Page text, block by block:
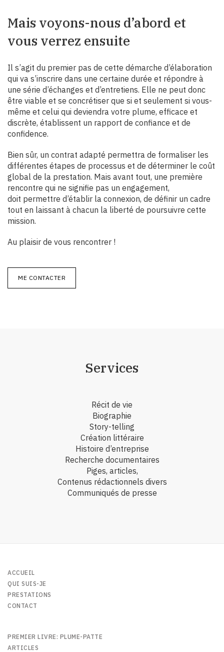
Mais voyons-nous d’abord et
vous verrez ensuite
Il s’agit du premier pas de cette démarche d’élaboration
qui va s’inscrire dans une certaine durée et répondre à
une série d’échanges et d’entretiens. Elle ne peut donc
être viable et se concrétiser que si et seulement si vous-
même et celui qui deviendra votre plume, efficace et
discrète, établissent un rapport de confiance et de
confidence.
Bien sûr, un contrat adapté permettra de formaliser les
différentes étapes de processus et de déterminer le coût
global de la prestation. Mais avant tout, une première
rencontre qui ne signifie pas un engagement,
doit permettre d’établir la connexion, de définir un cadre
tout en laissant à chacun la liberté de poursuivre cette
mission.
Au plaisir de vous rencontrer !
ME CONTACTER
Services
Récit de vie
Biographie
Story-telling
Création littéraire
Histoire d’entreprise
Recherche documentaires
Piges, articles,
Contenus rédactionnels divers
Communiqués de presse
ACCUEIL
QUI SUIS-JE
PRESTATIONS
CONTACT
PREMIER LIVRE: PLUME-PATTE
ARTICLES